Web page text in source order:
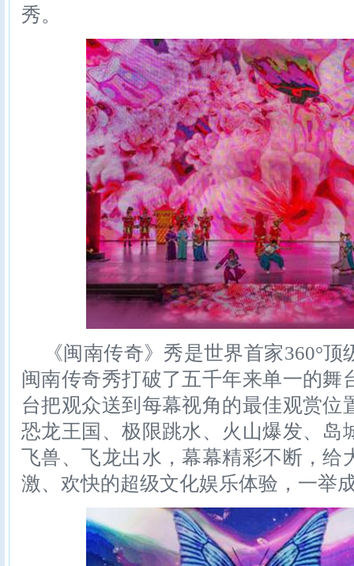
秀。
《闽南传奇》秀是世界首家360°
闽南传奇秀打破了五千年来单一的舞
台把观众送到每幕视角的最佳观赏位
恐龙王国、极限跳水、火山爆发、岛
飞兽、飞龙出水，幕幕精彩不断，给
激、欢快的超级文化娱乐体验，一举